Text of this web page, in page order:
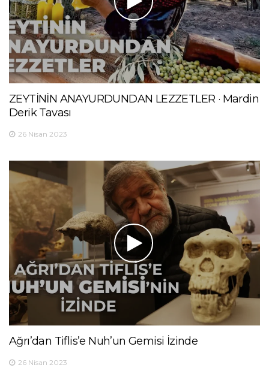
ZEYTİNİN ANAYURDUNDAN LEZZETLER · Mardin
Derik Tavası
26 Nisan 2023
Ağrı’dan Tiflis’e Nuh’un Gemisi İzinde
26 Nisan 2023